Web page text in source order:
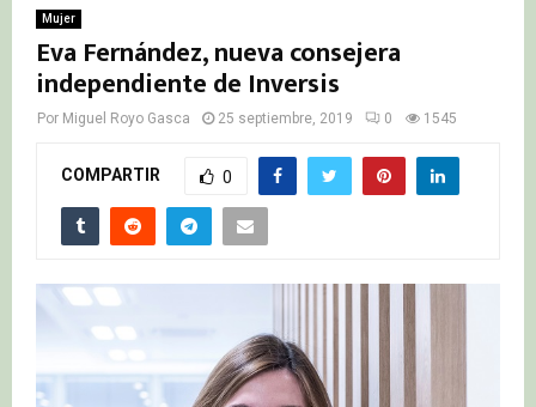
Mujer
Eva Fernández, nueva consejera
independiente de Inversis
Por Miguel Royo Gasca 25 septiembre, 2019 0 1545
COMPARTIR 0